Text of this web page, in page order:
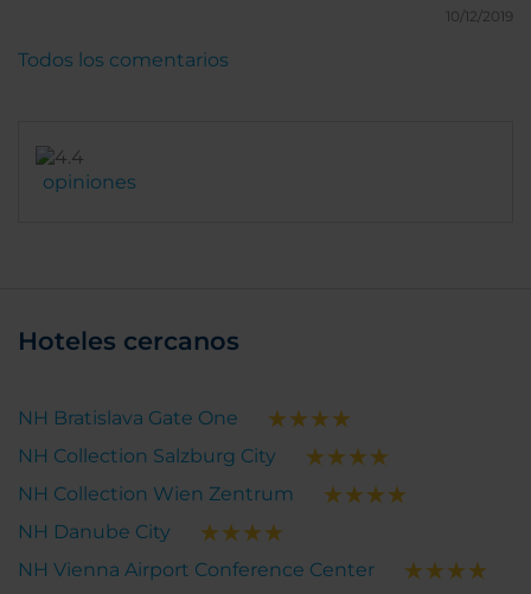
10/12/2019
opiniones
Todos los comentarios
Hoteles cercanos
NH Bratislava Gate One
NH Collection Salzburg City
NH Collection Wien Zentrum
NH Danube City
NH Vienna Airport Conference Center